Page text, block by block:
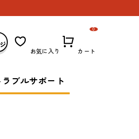
お気に入り カート
0
ブルサポート